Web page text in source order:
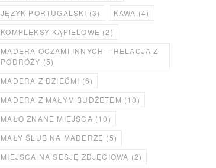
JĘZYK PORTUGALSKI (3) KAWA (4)
KOMPLEKSY KĄPIELOWE (2)
MADERA OCZAMI INNYCH – RELACJA Z
PODRÓŻY (5)
MADERA Z DZIEĆMI (6)
MADERA Z MAŁYM BUDŻETEM (10)
MAŁO ZNANE MIEJSCA (10)
MAŁY ŚLUB NA MADERZE (5)
MIEJSCA NA SESJĘ ZDJĘCIOWĄ (2)